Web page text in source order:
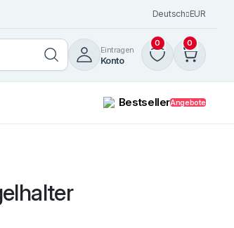
Deutsch EUR
Eintragen
Konto
0 0
BestsellerAngebote